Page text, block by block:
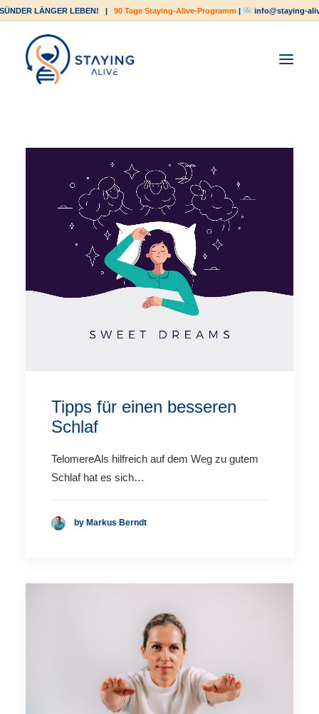
LÄNGER LEBEN! |90 Tage Staying-Alive-Programm | info@staying-
Tipps für einen besseren
Schlaf
TelomereAls hilfreich auf dem Weg zu gutem
Schlaf hat es sich…
by Markus Berndt